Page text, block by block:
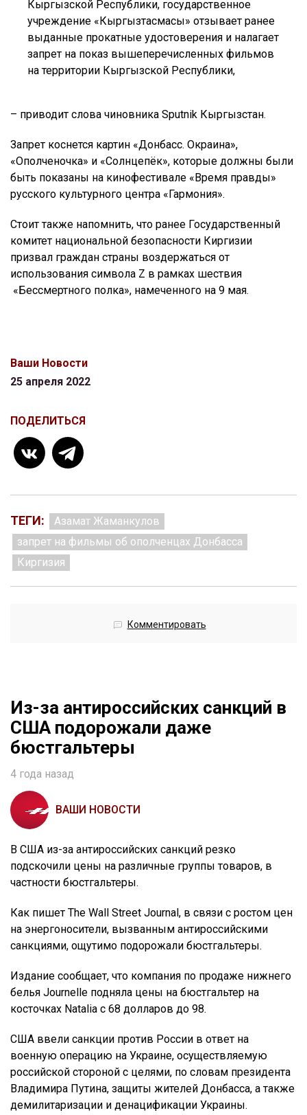
Кыргызской Республики, государственное
учреждение «Кыргызтасмасы» отзывает ранее
выданные прокатные удостоверения и налагает
запрет на показ вышеперечисленных фильмов
на территории Кыргызской Республики,
– приводит слова чиновника Sputnik Кыргызстан.
Запрет коснется картин «Донбасс. Окраина»,
«Ополченочка» и «Солнцепёк», которые должны были
быть показаны на кинофестивале «Время правды»
русского культурного центра «Гармония».
Стоит также напомнить, что ранее Государственный
комитет национальной безопасности Киргизии
призвал граждан страны воздержаться от
использования символа Z в рамках шествия
«Бессмертного полка», намеченного на 9 мая.
Ваши Новости
25 апреля 2022
ПОДЕЛИТЬСЯ
ТЕГИ:
Азамат Жаманкулов
запрет на фильмы об ополченцах Донбасса
Киргизия
Комментировать
Из-за антироссийских санкций в
США подорожали даже
бюстгальтеры
4 года назад
ВАШИ НОВОСТИ
В США из-за антироссийских санкций резко
подскочили цены на различные группы товаров, в
частности бюстгальтеры.
Как пишет The Wall Street Journal, в связи с ростом цен
на энергоносители, вызванным антироссийскими
санкциями, ощутимо подорожали бюстгальтеры.
Издание сообщает, что компания по продаже нижнего
белья Journelle подняла цены на бюстгальтер на
косточках Natalia с 68 долларов до 98.
США ввели санкции против России в ответ на
военную операцию на Украине, осуществляемую
российской стороной с целями, по словам президента
Владимира Путина, защиты жителей Донбасса, а также
демилитаризации и денацификации Украины.